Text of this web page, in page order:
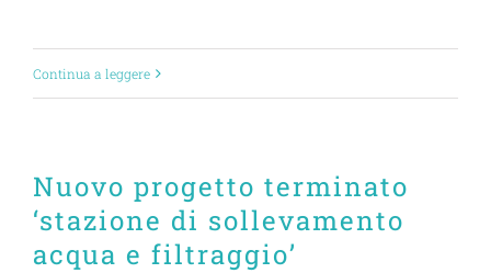
Continua a leggere
Nuovo progetto terminato
‘stazione di sollevamento
acqua e filtraggio’